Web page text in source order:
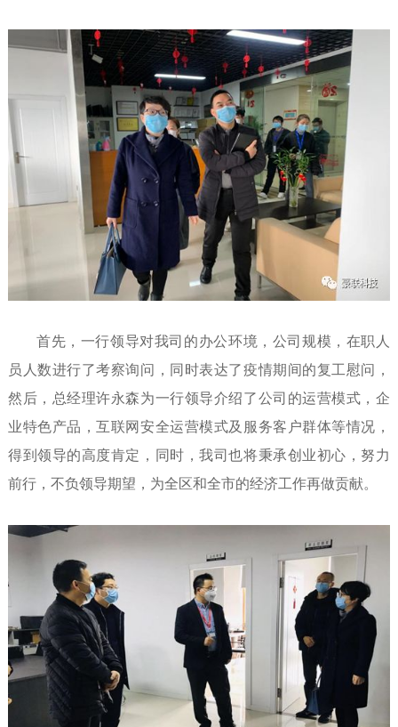
首先，一行领导对我司的办公环境，公司规模，在职人
员人数进行了考察询问，同时表达了疫情期间的复工慰问，
然后，总经理许永森为一行领导介绍了公司的运营模式，企
业特色产品，互联网安全运营模式及服务客户群体等情况，
得到领导的高度肯定，同时，我司也将秉承创业初心，努力
前行，不负领导期望，为全区和全市的经济工作再做贡献。